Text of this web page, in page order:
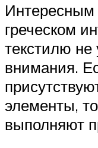
Интересным
греческом
текстилю не
внимания.
элементы,
выполняют